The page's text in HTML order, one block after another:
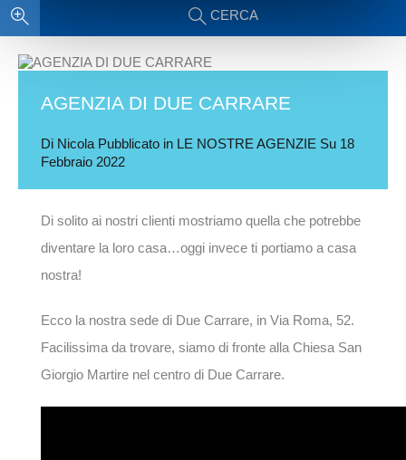
CERCA
AGENZIA DI DUE CARRARE
Di Nicola Pubblicato in LE NOSTRE AGENZIE Su 18
Febbraio 2022
Di solito ai nostri clienti mostriamo quella che potrebbe
diventare la loro casa…oggi invece ti portiamo a casa
nostra!
Ecco la nostra sede di Due Carrare, in Via Roma, 52.
Facilissima da trovare, siamo di fronte alla Chiesa San
Giorgio Martire nel centro di Due Carrare.